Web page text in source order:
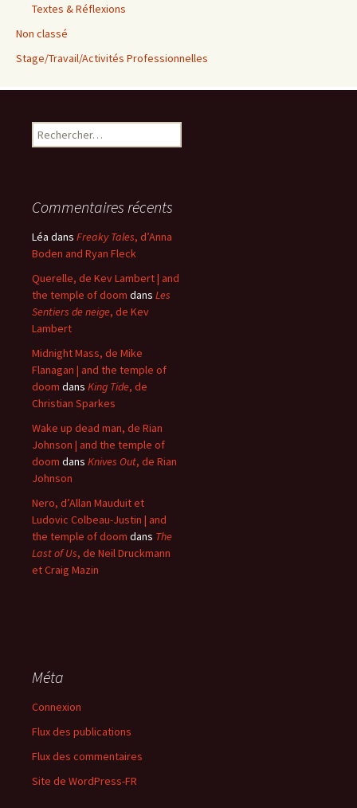
Textes & Réflexions
Non classé
Stage/Travail/Activités Professionnelles
Rechercher :
Commentaires récents
Léa dans Freaky Tales, d’Anna
Boden and Ryan Fleck
Querelle, de Kev Lambert | and
the temple of doom dans Les
Sentiers de neige, de Kev
Lambert
Midnight Mass, de Mike
Flanagan | and the temple of
doom dans King Tide, de
Christian Sparkes
Wake up dead man, de Rian
Johnson | and the temple of
doom dans Knives Out, de Rian
Johnson
Nero, d’Allan Mauduit et
Ludovic Colbeau-Justin | and
the temple of doom dans The
Last of Us, de Neil Druckmann
et Craig Mazin
Méta
Connexion
Flux des publications
Flux des commentaires
Site de WordPress-FR